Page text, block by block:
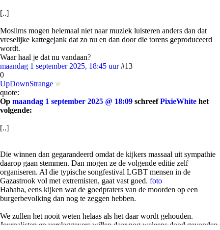
[..]
Moslims mogen helemaal niet naar muziek luisteren anders dan dat
vreselijke kattegejank dat zo nu en dan door die torens geproduceerd
wordt.
Waar haal je dat nu vandaan?
maandag 1 september 2025, 18:45 uur #13
0
UpDownStrange
quote:
Op maandag 1 september 2025 @ 18:09 schreefPixieWhite het
volgende:
[..]
Die winnen dan gegarandeerd omdat de kijkers massaal uit sympathie
daarop gaan stemmen. Dan mogen ze de volgende editie zelf
organiseren. Al die typische songfestival LGBT mensen in de
Gazastrook vol met extremisten, gaat vast goed. foto
Hahaha, eens kijken wat de goedpraters van de moorden op een
burgerbevolking dan nog te zeggen hebben.
We zullen het nooit weten helaas als het daar wordt gehouden.
Journalisten en verslaggevers willen daar nog weleens dood gevonden